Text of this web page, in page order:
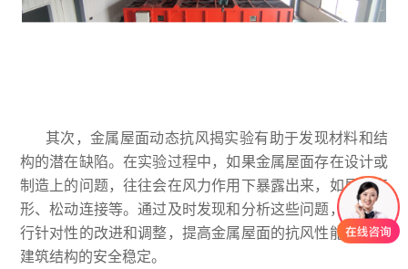
其次，金属屋面动态抗风揭实验有助于发现材料和结
构的潜在缺陷。在实验过程中，如果金属屋面存在设计或
制造上的问题，往往会在风力作用下暴露出来，如局部变
形、松动连接等。通过及时发现和分析这些问题，可以进
行针对性的改进和调整，提高金属屋面的抗风性能，保障
建筑结构的安全稳定。